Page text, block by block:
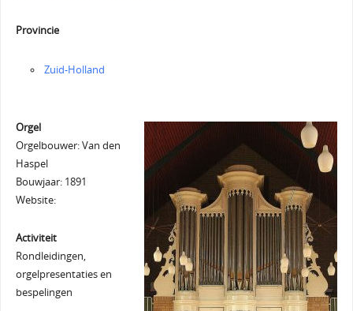
Provincie
Zuid-Holland
Orgel
Orgelbouwer: Van den
Haspel
Bouwjaar: 1891
Website:
Activiteit
Rondleidingen,
orgelpresentaties en
bespelingen